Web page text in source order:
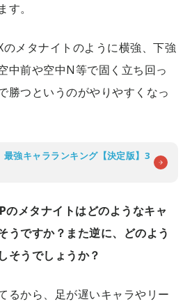
。
メタナイトのように横強、下強
中前や空中N等で固く立ち回っ
勝つというのがやりやすくなっ
最強キャラランキング【決定版】3
のメタナイトはどのようなキャ
うですか？また逆に、どのよう
そうでしょうか？
るから、足が遅いキャラやリー